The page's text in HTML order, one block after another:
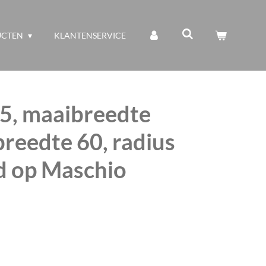
KLANTENSERVICE
maaibreedte
60, radius
op Maschio